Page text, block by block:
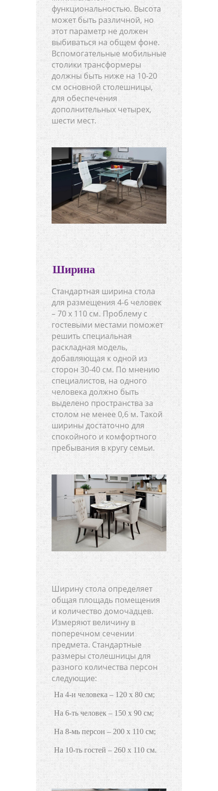
функциональностью. Высота
может быть различной, но
этот параметр не должен
выбиваться на общем фоне.
Вспомогательные мобильные
столики трансформеры
должны быть ниже на 10-20
см основной столешницы,
для обеспечения
дополнительных четырех,
шести мест.
Ширина
Стандартная ширина стола
для размещения 4-6 человек
– 70 х 110 см. Проблему с
гостевыми местами поможет
решить специальная
раскладная модель,
добавляющая к одной из
сторон 30-40 см. По мнению
специалистов, на одного
человека должно быть
выделено пространства за
столом не менее 0,6 м. Такой
ширины достаточно для
спокойного и комфортного
пребывания в кругу семьи.
Ширину стола определяет
общая площадь помещения
и количество домочадцев.
Измеряют величину в
поперечном сечении
предмета. Стандартные
размеры столешницы для
разного количества персон
следующие:
На 4-и человека – 120 х 80 см;
На 6-ть человек – 150 х 90 см;
На 8-мь персон – 200 х 110 см;
На 10-ть гостей – 260 х 110 см.